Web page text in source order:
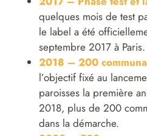
quelques mois de test
le label a été
septembre 2017 à Paris.
2018 – 200
l’objectif fixé au
paroisses la première
2018, plus de 200
dans la démarche.